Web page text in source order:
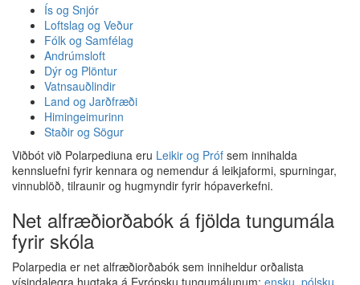
Ís og Snjór
Loftslag og Veður
Fólk og Samfélag
Andrúmsloft
Dýr og Plöntur
Vatnsauðlindir
Land og Jarðfræði
Himingeimurinn
Staðir og Sögur
Viðbót við Polarpediuna eru Leikir og Próf sem innihalda
kennsluefni fyrir kennara og nemendur á leikjaformi, spurningar,
vinnublöð, tilraunir og hugmyndir fyrir hópaverkefni.
Net alfræðiorðabók á fjölda tungumála
fyrir skóla
Polarpedia er net alfræðiorðabók sem inniheldur orðalista
vísindalegra hugtaka á Evrópsku tungumálunum: ensku, pólsku,